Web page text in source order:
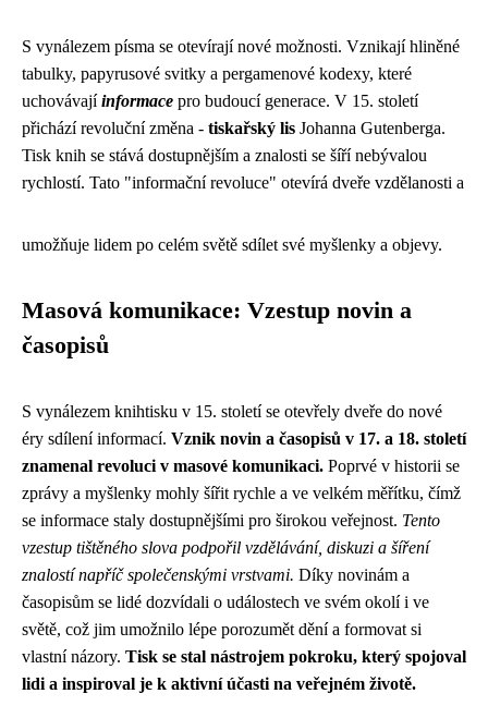
S vynálezem písma se otevírají nové možnosti. Vznikají hliněné
tabulky, papyrusové svitky a pergamenové kodexy, které
uchovávajíinformace pro budoucí generace. V 15. století
přichází revoluční změna - tiskařský lis Johanna Gutenberga.
Tisk knih se stává dostupnějším a znalosti se šíří nebývalou
rychlostí. Tato "informační revoluce" otevírá dveře vzdělanosti a
umožňuje lidem po celém světě sdílet své myšlenky a objevy.
Masová komunikace: Vzestup novin a
časopisů
S vynálezem knihtisku v 15. století se otevřely dveře do nové
éry sdílení informací. Vznik novin a časopisů v 17. a 18. století
znamenal revoluci v masové komunikaci. Poprvé v historii se
zprávy a myšlenky mohly šířit rychle a ve velkém měřítku, čímž
se informace staly dostupnějšími pro širokou veřejnost. Tento
vzestup tištěného slova podpořil vzdělávání, diskuzi a šíření
znalostí napříč společenskými vrstvami. Díky novinám a
časopisům se lidé dozvídali o událostech ve svém okolí i ve
světě, což jim umožnilo lépe porozumět dění a formovat si
vlastní názory. Tisk se stal nástrojem pokroku, který spojoval
lidi a inspiroval je k aktivní účasti na veřejném životě.